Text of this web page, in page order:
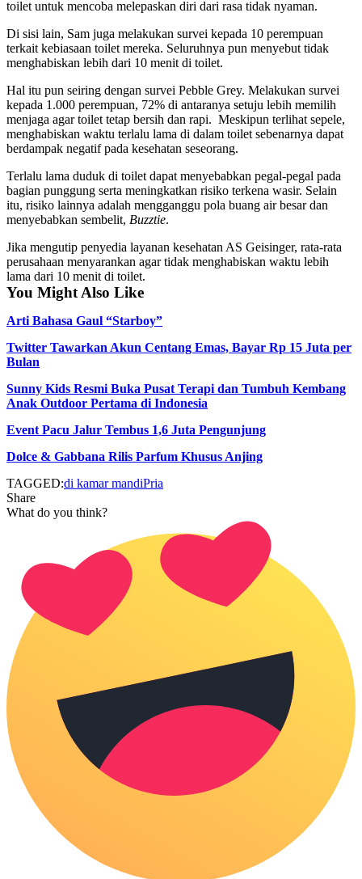
toilet untuk mencoba melepaskan diri dari rasa tidak nyaman.
Di sisi lain, Sam juga melakukan survei kepada 10 perempuan
terkait kebiasaan toilet mereka. Seluruhnya pun menyebut tidak
menghabiskan lebih dari 10 menit di toilet.
Hal itu pun seiring dengan survei Pebble Grey. Melakukan survei
kepada 1.000 perempuan, 72% di antaranya setuju lebih memilih
menjaga agar toilet tetap bersih dan rapi. Meskipun terlihat sepele,
menghabiskan waktu terlalu lama di dalam toilet sebenarnya dapat
berdampak negatif pada kesehatan seseorang.
Terlalu lama duduk di toilet dapat menyebabkan pegal-pegal pada
bagian punggung serta meningkatkan risiko terkena wasir. Selain
itu, risiko lainnya adalah mengganggu pola buang air besar dan
menyebabkan sembelit, Buzztie.
Jika mengutip penyedia layanan kesehatan AS Geisinger, rata-rata
perusahaan menyarankan agar tidak menghabiskan waktu lebih
lama dari 10 menit di toilet.
You Might Also Like
Arti Bahasa Gaul “Starboy”
Twitter Tawarkan Akun Centang Emas, Bayar Rp 15 Juta per
Bulan
Sunny Kids Resmi Buka Pusat Terapi dan Tumbuh Kembang
Anak Outdoor Pertama di Indonesia
Event Pacu Jalur Tembus 1,6 Juta Pengunjung
Dolce & Gabbana Rilis Parfum Khusus Anjing
TAGGED:di kamar mandiPria
Share
What do you think?